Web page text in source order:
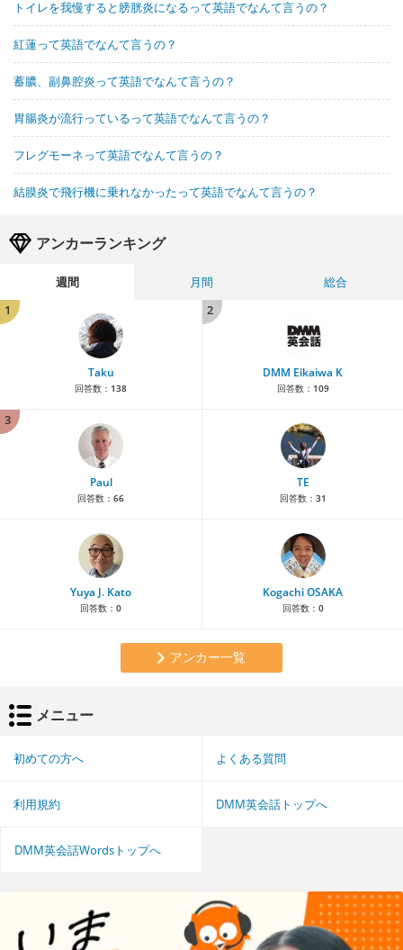
トイレを我慢すると膀胱炎になるって英語でなんて言うの？
紅蓮って英語でなんて言うの？
蓄膿、副鼻腔炎って英語でなんて言うの？
胃腸炎が流行っているって英語でなんて言うの？
フレグモーネって英語でなんて言うの？
結膜炎で飛行機に乗れなかったって英語でなんて言うの？
アンカーランキング
週間 月間
総合
1
Taku
回答数： 138
2
DMM Eikaiwa K
回答数： 109
3
Paul
回答数： 66
TE
回答数： 31
Yuya J. Kato
回答数： 0
Kogachi OSAKA
回答数： 0
アンカー一覧
メニュー
初めての方へ よくある質問
利用規約 DMM英会話トップへ
DMM英会話Wordsトップへ